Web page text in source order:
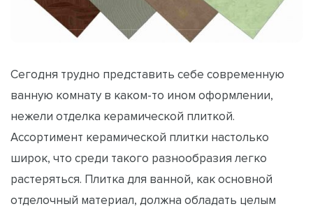
Сегодня трудно представить себе современную
ванную комнату в каком-то ином оформлении,
нежели отделка керамической плиткой.
Ассортимент керамической плитки настолько
широк, что среди такого разнообразия легко
растеряться. Плитка для ванной, как основной
отделочный материал, должна обладать целым